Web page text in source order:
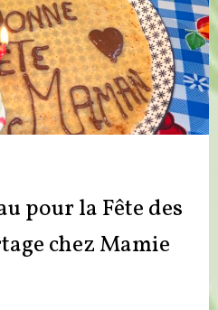
pour la Fête des
chez Mamie